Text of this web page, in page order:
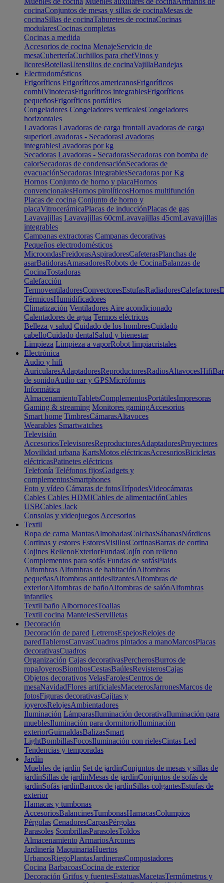
cocinaConjuntos de mesas y sillas de cocinaMesas de
cocinaSillas de cocinaTaburetes de cocinaCocinas
modularesCocinas completas
Cocinas a medida
Accesorios de cocina MenajeServicio de
mesaCuberteríaCuchillos para chefVinos y
licoresBotellasUtensilios de cocinaVajillaBandejas
Electrodomésticos
Frigoríficos Frigoríficos americanosFrigoríficos
combiVinotecasFrigoríficos integrablesFrigoríficos
pequeñosFrigoríficos portátiles
Congeladores Congeladores verticalesCongeladores
horizontales
Lavadoras Lavadoras de carga frontalLavadoras de carga
superiorLavadoras - SecadorasLavadoras
integrablesLavadoras por kg
Secadoras Lavadoras - SecadorasSecadoras con bomba de
calorSecadoras de condensaciónSecadoras de
evacuaciónSecadoras integrablesSecadoras por Kg
Hornos Conjunto de horno y placaHornos
convencionalesHornos pirolíticosHornos multifunción
Placas de cocina Conjunto de horno y
placaVitrocerámicaPlacas de inducciónPlacas de gas
Lavavajillas Lavavajillas 60cmLavavajillas 45cmLavavajillas
integrables
Campanas extractoras Campanas decorativas
Pequeños electrodomésticos
MicroondasFreidorasAspiradoresCafeterasPlanchas de
asarBatidorasAmasadoresRobots de CocinaBalanzas de
CocinaTostadoras
Calefacción
TermoventiladoresConvectoresEstufasRadiadoresCalefactores
TérmicosHumidificadores
Climatización Ventiladores Aire acondicionado
Calentadores de agua Termos eléctricos
Belleza y salud Cuidado de los hombresCuidado
cabelloCuidado dentalSalud y bienestar
Limpieza Limpieza a vaporRobot limpiacristales
Electrónica
Audio y hifi
AuricularesAdaptadoresReproductoresRadiosAltavocesHifi
de sonidoAudio car y GPSMicrófonos
Informática
AlmacenamientoTabletsComplementosPortátilesImpresoras
Gaming & streaming Monitores gamingAccesorios
Smart home TimbresCámarasAltavoces
Wearables Smartwatches
Televisión
AccesoriosTelevisoresReproductoresAdaptadoresProyectores
Movilidad urbana KartsMotos eléctricasAccesoriosBicicletas
eléctricasPatinetes eléctricos
Telefonía Teléfonos fijosGadgets y
complementosSmartphones
Foto y vídeo Cámaras de fotosTrípodesVideocámaras
Cables Cables HDMICables de alimentaciónCables
USBCables Jack
Consolas y videojuegos Accesorios
Textil
Ropa de cama MantasAlmohadasColchasSábanasNórdicos
Cortinas y estores EstoresVisillosCortinasBarras de cortina
Cojines RellenoExteriorFundasCojín con relleno
Complementos para sofás Fundas de sofásPlaids
Alfombras Alfombras de habitaciónAlfombras
pequeñasAlfombras antideslizantesAlfombras de
exteriorAlfombras de bañoAlfombras de salónAlfombras
infantiles
Textil baño AlbornocesToallas
Textil cocina MantelesServilletas
Decoración
Decoración de pared LetrerosEspejosRelojes de
paredTablerosCanvasCuadros pintados a manoMarcosPlacas
decorativasCuadros
Organización Cajas decorativasPercherosBurros de
ropaJoyerosBiombosCestasBaúlesRevisterosCajas
Objetos decorativos VelasFarolesCentros de
mesaNavidadFlores artificialesMaceterosJarronesMarcos de
fotosFiguras decorativasCajitas y
joyerosRelojesAmbientadores
Iluminación LámparasIluminación decorativaIluminación para
mueblesIluminación para dormitorioIluminación
exteriorGuirnaldasBalizasSmart
LightBombillasFocosIluminación con rielesCintas Led
Tendencias y temporadas
Jardín
Muebles de jardín Set de jardínConjuntos de mesas y sillas de
jardínSillas de jardínMesas de jardínConjuntos de sofás de
jardínSofás jardínBancos de jardínSillas colgantesEstufas de
exterior
Hamacas y tumbonas
AccesoriosBalancinesTumbonasHamacasColumpios
Pérgolas CenadoresCarpasPérgolas
Parasoles SombrillasParasolesToldos
Almacenamiento ArmariosArcones
Jardinería MaquinariaHuertos
UrbanosRiegoPlantasJardinerasCompostadores
Cocina BarbacoasCocina de exterior
Decoración Grifos y fuentesEstatuasMacetasTermómetros y